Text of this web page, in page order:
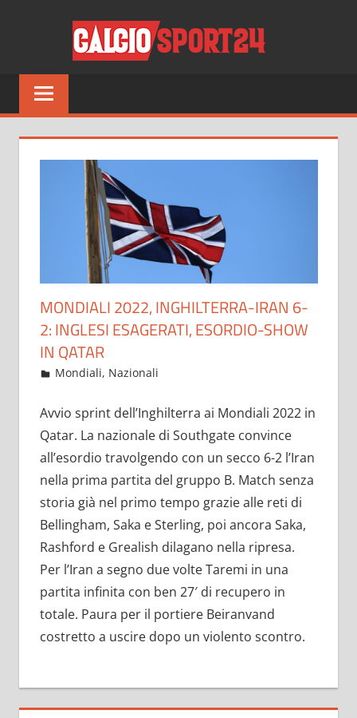
Tutto
sul
del
MONDIALI 2022, INGHILTERRA-IRAN 6-
2: INGLESI ESAGERATI, ESORDIO-SHOW
IN QATAR
Novembre 22, 2022
admin
Mondiali, Nazionali
Avvio sprint dell’Inghilterra ai Mondiali 2022 in
Qatar. La nazionale di Southgate convince
all’esordio travolgendo con un secco 6-2 l’Iran
nella prima partita del gruppo B. Match senza
storia già nel primo tempo grazie alle reti di
Bellingham, Saka e Sterling, poi ancora Saka,
Rashford e Grealish dilagano nella ripresa.
Per l’Iran a segno due volte Taremi in una
partita infinita con ben 27′ di recupero in
totale. Paura per il portiere Beiranvand
costretto a uscire dopo un violento scontro.